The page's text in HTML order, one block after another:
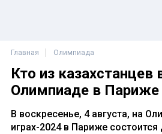
Главная Олимпиада
Кто из казахстанцев
Олимпиаде в Париже
В воскресенье, 4 августа, на
играх-2024 в Париже